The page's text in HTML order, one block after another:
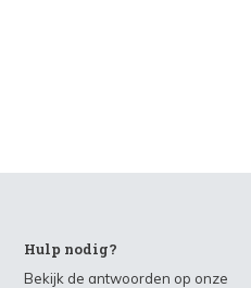
Hulp nodig?
Bekijk de antwoorden op onze